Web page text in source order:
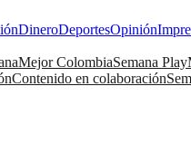
DineroDeportesOpinión
Mejor ColombiaSemana Play
Contenido en colaboración